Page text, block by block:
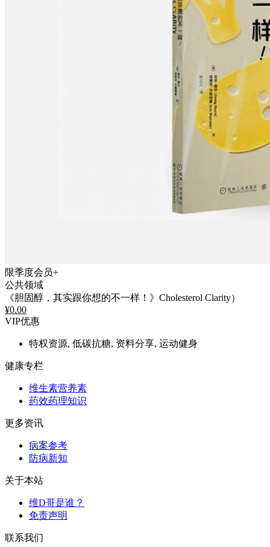
限季度会员+
公共领域
《胆固醇，其实跟你想的不一样！》Cholesterol Clarity）
¥0.00
VIP优惠
特权资源, 低碳抗糖, 资料分享, 运动健身
健康专栏
维生素营养素
药效药理知识
更多资讯
病案参考
防病新知
关于本站
维D哥是谁？
免责声明
联系我们